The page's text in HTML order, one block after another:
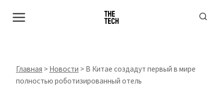
Главная > Новости > В Китае создадут первый в мире
полностью роботизированный отель